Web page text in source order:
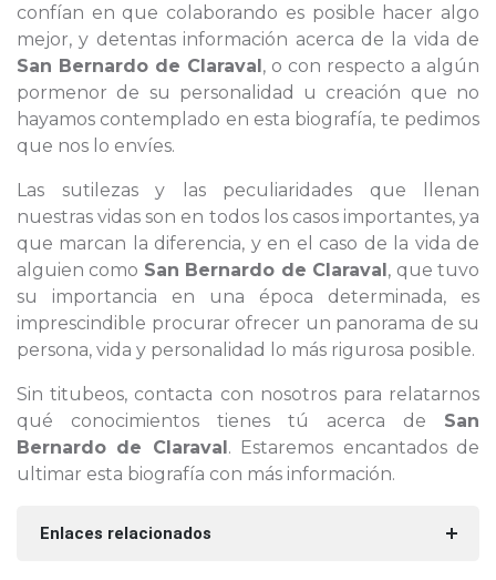
confían en que colaborando es posible hacer algo
mejor, y detentas información acerca de la vida de
San Bernardo de Claraval, o con respecto a algún
pormenor de su personalidad u creación que no
hayamos contemplado en esta biografía, te pedimos
que nos lo envíes.
Las sutilezas y las peculiaridades que llenan
nuestras vidas son en todos los casos importantes, ya
que marcan la diferencia, y en el caso de la vida de
alguien como San Bernardo de Claraval, que tuvo
su importancia en una época determinada, es
imprescindible procurar ofrecer un panorama de su
persona, vida y personalidad lo más rigurosa posible.
Sin titubeos, contacta con nosotros para relatarnos
qué conocimientos tienes tú acerca de San
Bernardo de Claraval. Estaremos encantados de
ultimar esta biografía con más información.
Enlaces relacionados